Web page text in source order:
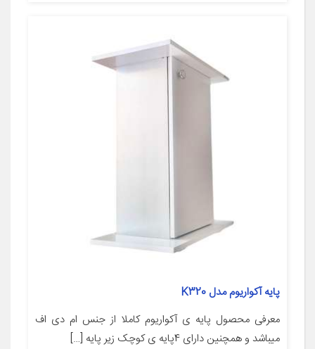
پایه آکواریوم مدل K320
معرفی محصول پایه ی آکواریوم کاملا از جنس ام دی اف
میباشد و همچنین دارای 4پایه ی کوچک زیر پایه […]